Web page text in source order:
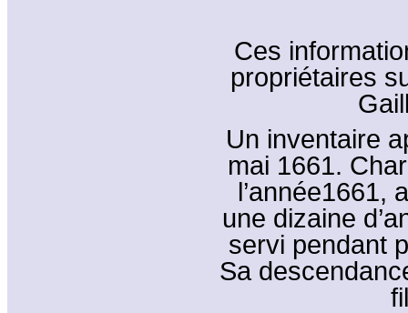
Ces
propriétaires
Un inventaire
mai 1661.
l’année1661,
une dizaine
servi pendant
Sa